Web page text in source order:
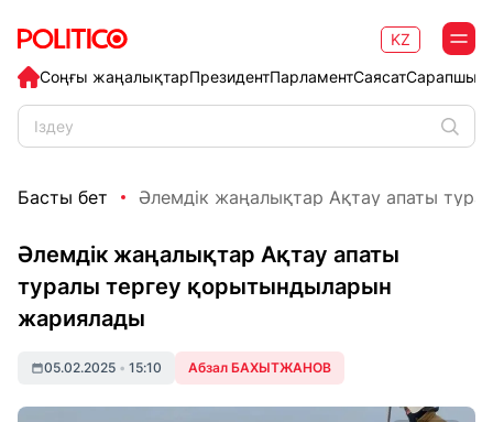
Соңғы жаңалықтарПрезидентПарламентСаясат
KZ
Басты бет Әлемдік жаңалықтар Ақтау апаты
Әлемдік жаңалықтар Ақтау апаты
туралы тергеу қорытындыларын
жариялады
05.02.2025 • 15:10 Абзал БАХЫТЖАНОВ